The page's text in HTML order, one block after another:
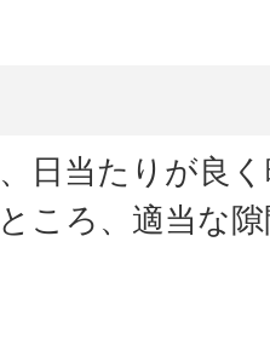
日当たりが良
ころ、適当な